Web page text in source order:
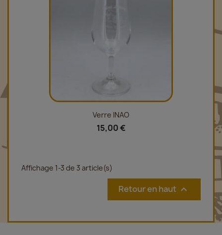
Verre INAO
15,00 €
Affichage 1-3 de 3 article(s)
Retour en haut 